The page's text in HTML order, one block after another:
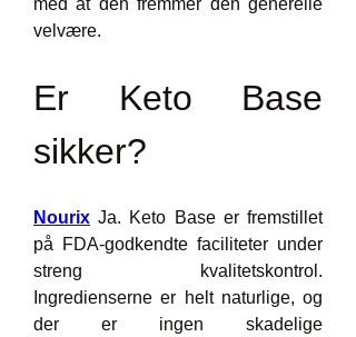
med at den fremmer den generelle
velvære.
Er Keto Base
sikker?
Nourix Ja. Keto Base er fremstillet
på FDA-godkendte faciliteter under
streng kvalitetskontrol.
Ingredienserne er helt naturlige, og
der er ingen skadelige